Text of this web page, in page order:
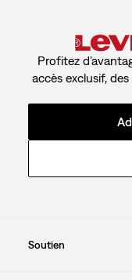
Profitez
accès exclusif,
Soutien